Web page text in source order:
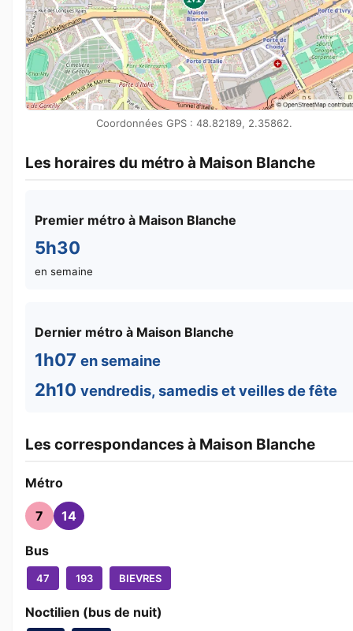
Coordonnées GPS : 48.82189, 2.35862.
Les horaires du métro à Maison Blanche
Premier métro à Maison Blanche
5h30
en semaine
Dernier métro à Maison Blanche
1h07 en semaine
2h10 vendredis, samedis et veilles de fête
Les correspondances à Maison Blanche
Métro
7 14
Bus
47 193 BIEVRES
Noctilien (bus de nuit)